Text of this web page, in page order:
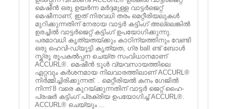
മെഷീൻ‌ ഒരു ഉയർന്ന മർദ്ദമുള്ള വാട്ടർ‌ജെറ്റ്
മെഷീനാണ്, ഇത് നിരവധി തരം മെറ്റീരിയലുകൾ‌
മുറിക്കുന്നതിന് നേരായ വാട്ടർ‌ കട്ടിംഗ് അല്ലെങ്കിൽ‌
ഉരച്ചിൽ‌ വാട്ടർ‌ജെറ്റ് കട്ടിംഗ് ഉപയോഗിക്കുന്നു.
പരമാവധി കൃത്യതയ്ക്കും കാഠിന്യത്തിനും വേണ്ടി
ഒരു ഹെവി-ഡ്യൂട്ടി കൃത്യത, ഗ്ര ball ണ്ട് ബോൾ
സ്ക്രൂ രൂപകൽപ്പന ചെയ്ത സംവിധാനമാണ്
ACCURL®. മെഷീൻ ടൂൾ വ്യവസായത്തിലെ
ഏറ്റവും കർശനമായ നിലവാരത്തിലാണ് ACCURL®
നിർമ്മിച്ചിരിക്കുന്നത്. . മെറ്റീരിയൽ കനം ഗേജിൽ
നിന്ന് 8 വരെ കുറയ്ക്കുന്നതിന് വാട്ടർ ജെറ്റ് ഹൈ-
പ്രഷർ കട്ടിംഗ് പ്രക്രിയ ഉപയോഗിച്ച് ACCURL®.
ACCURL® ചെയ്യും ...